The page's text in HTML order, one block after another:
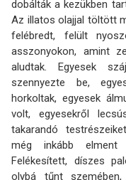
dobálták a kezükben
Az illatos olajjal töltött
felébredt, felült
asszonyokon, amint
aludtak. Egyesek
szennyezte be,
horkoltak, egyesek
volt, egyesekről
takarandó
még inkább elment
Felékesített, díszes
olybá tűnt